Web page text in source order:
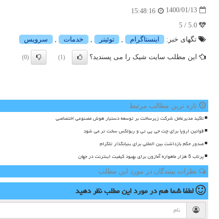
1400/01/13
15:48:16
تگهای خبر:
اینستاگرام توئیتر خدمات سرویس
این مطلب سایت شیک را می پسندید؟ (1)
(0)
تازه ترین مطالب مرتبط
تاکید مدیرعامل شرکت زیرساخت بر توسعه دستیار هوش مصنوعی اختصاصی
قوانین اروپا برای چت جی پی تی و ربولکس سخت تر می شود
صدور حکم بازداشت بین المللی برای بنیانگذار تلگرام
پرتاب 5 هزار ماهواره آمازون برای بهبود کیفیت اینترنت در جهان
نظرات بینندگان در مورد این مطلب
لطفا شما همدر مورد این مطلبنظر دهید